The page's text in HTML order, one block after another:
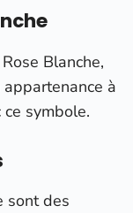
Blanche,
à
symbole.
sont des